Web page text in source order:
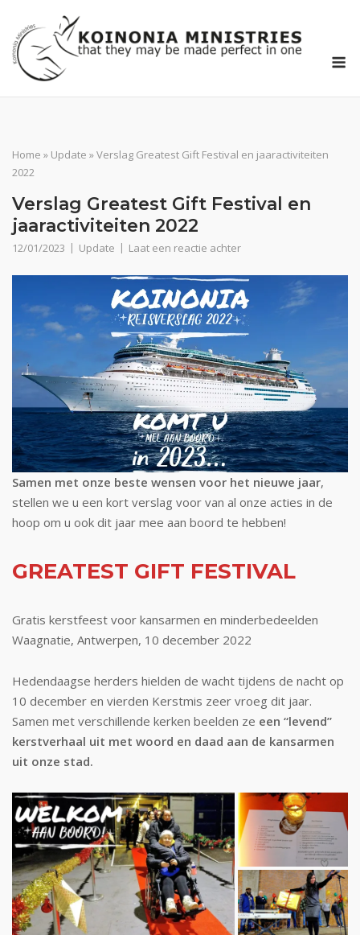
naar
de
inhoud
Home » Update »Verslag Greatest Gift Festival en jaaractiviteiten
2022
Verslag Greatest Gift Festival en
jaaractiviteiten 2022
12/01/2023 Update Laat een reactie achter
Samen met onze beste wensen voor het nieuwe jaar,
stellen we u een kort verslag voor van al onze acties in de
hoop om u ook dit jaar mee aan boord te hebben!
GREATEST GIFT FESTIVAL
Gratis kerstfeest voor kansarmen en minderbedeelden
Waagnatie, Antwerpen, 10 december 2022
Hedendaagse herders hielden de wacht tijdens de nacht op
10 december en vierden Kerstmis zeer vroeg dit jaar.
Samen met verschillende kerken beelden ze een “levend”
kerstverhaal uit met woord en daad aan de kansarmen
uit onze stad.